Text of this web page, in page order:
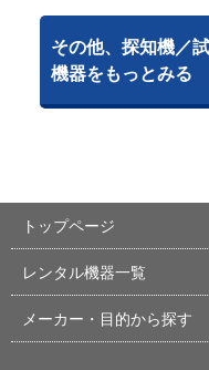
その他、探知機／
機器をもっとみる
トップページ
レンタル機器一覧
メーカー・目的から探す